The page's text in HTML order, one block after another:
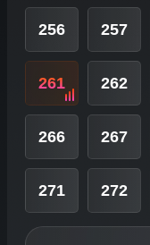
256 257
261 262
266 267
271 272